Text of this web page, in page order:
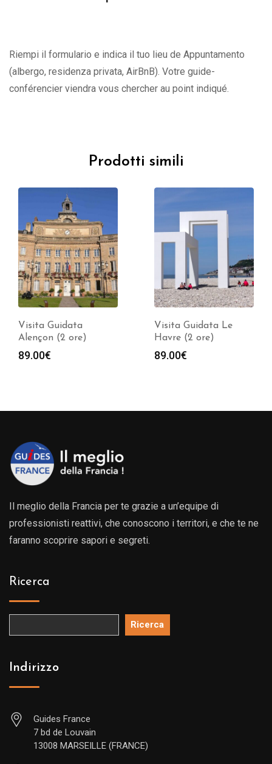
Riempi il formulario e indica il tuo lieu de Appuntamento
(albergo, residenza privata, AirBnB). Votre guide-
conférencier viendra vous chercher au point indiqué.
Prodotti simili
Visita Guidata
Alençon (2 ore)
89.00€
Visita Guidata Le
Havre (2 ore)
89.00€
Il meglio della Francia per te grazie a un’equipe di
professionisti reattivi, che conoscono i territori, e che te ne
faranno scoprire sapori e segreti.
Ricerca
Ricerca
Indirizzo
Guides France
7 bd de Louvain
13008 MARSEILLE (FRANCE)